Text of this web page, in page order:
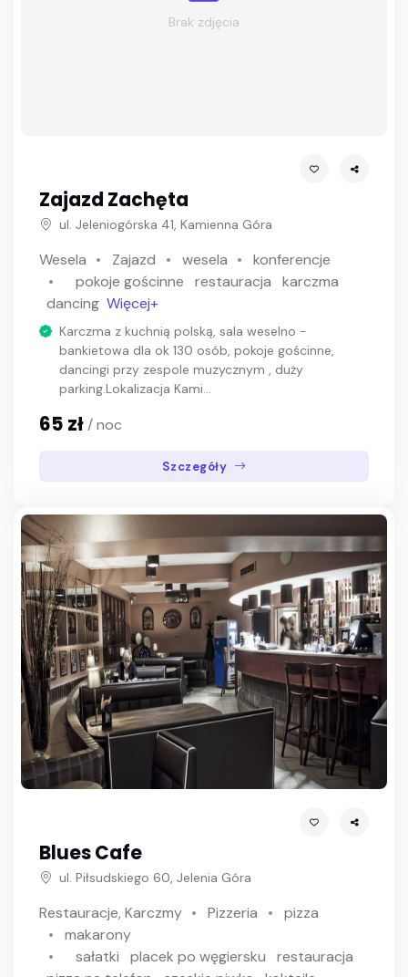
Brak zdjęcia
Zajazd Zachęta
ul. Jeleniogórska 41, Kamienna Góra
Wesela Zajazd wesela
konferencje
pokoje gościnne
restauracja
karczma
dancing Więcej+
Karczma z kuchnią polską, sala weselno -
bankietowa dla ok 130 osób, pokoje gościnne,
dancingi przy zespole muzycznym , duży
parking.Lokalizacja Kami...
65 zł / noc
Szczegóły
Blues Cafe
ul. Piłsudskiego 60, Jelenia Góra
Restauracje, Karczmy Pizzeria
pizza
makarony
sałatki
placek po węgiersku
restauracja